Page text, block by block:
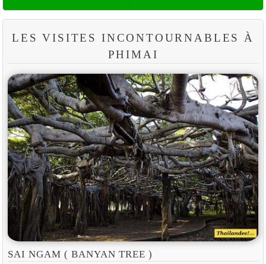
LES VISITES INCONTOURNABLES À
PHIMAI
SAI NGAM ( BANYAN TREE )